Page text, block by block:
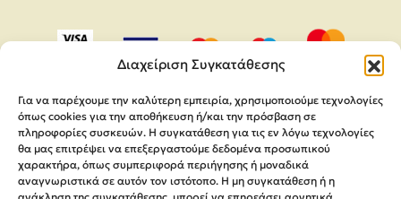
Διαχείριση Συγκατάθεσης
Για να παρέχουμε την καλύτερη εμπειρία, χρησιμοποιούμε τεχνολογίες
όπως cookies για την αποθήκευση ή/και την πρόσβαση σε
πληροφορίες συσκευών. Η συγκατάθεση για τις εν λόγω τεχνολογίες
θα μας επιτρέψει να επεξεργαστούμε δεδομένα προσωπικού
χαρακτήρα, όπως συμπεριφορά περιήγησης ή μοναδικά
αναγνωριστικά σε αυτόν τον ιστότοπο. Η μη συγκατάθεση ή η